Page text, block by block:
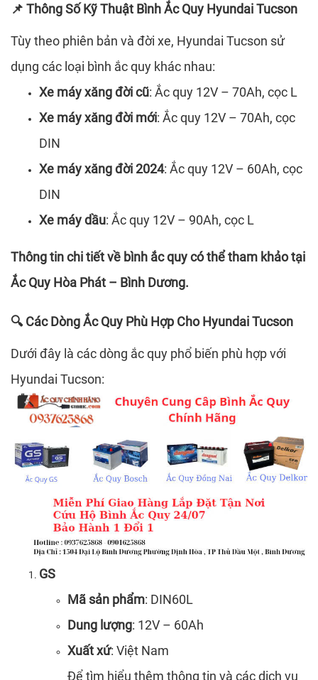
📌 Thông Số Kỹ Thuật Bình Ắc Quy Hyundai Tucson
Tùy theo phiên bản và đời xe, Hyundai Tucson sử
dụng các loại bình ắc quy khác nhau:
Xe máy xăng đời cũ: Ắc quy 12V – 70Ah, cọc L
Xe máy xăng đời mới: Ắc quy 12V – 70Ah, cọc
DIN
Xe máy xăng đời 2024: Ắc quy 12V – 60Ah, cọc
DIN
Xe máy dầu: Ắc quy 12V – 90Ah, cọc L
Thông tin chi tiết về bình ắc quy có thể tham khảo tại
Ắc Quy Hòa Phát – Bình Dương.
🔍Các Dòng Ắc Quy Phù Hợp Cho Hyundai Tucson
Dưới đây là các dòng ắc quy phổ biến phù hợp với
Hyundai Tucson:
GS
Mã sản phẩm: DIN60L
Dung lượng: 12V – 60Ah
Xuất xứ: Việt Nam
Để tìm hiểu thêm thông tin và các dịch vụ